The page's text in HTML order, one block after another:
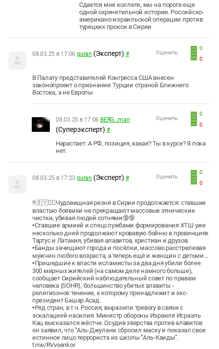
Сдается мне коллеги, мы на пороге еще
одной охренетильной истории. Российско-
американо-израильской операции против
турецких прокси в Сирии
0
0
Оценить:
08.03.25 в 17:06 guran (Эксперт) #
В Палату представителей Конгресса США внесен
законопроект о признании Турции страной Ближнего
Востока, а не Европы
0
0
Оценить:
08.03.25 в 17:06 BERG...man
(Суперэксперт) #
Нарастает. А РФ, позиция, какая? Ты в курсе? Я пока
нет.
0
0
Оценить:
08.03.25 в 17:23 guran (Эксперт) #
‼️🇸🇾🏴‍☠Чудовищная резня в Сирии продолжается: ставшие
властью боевики не прекращают массовые этнические
чистки, убивая людей сотнями🔞🔞
▪️Ставшие армией и спецслужбами формирования ХТШ уже
несколько дней продолжают кровавую бойню в провинциях
Тартус и Латакия, убивая алавитов, христиан и друзов.
▪️Банды зачищают города и посёлки, массово расстреливая
мужчин любого возраста, а теперь ещё и женщин с детьми...
▪️Пришедшие к власти исламисты за два дня убили более
300 мирных жителей (на самом деле намного больше),
сообщает Сирийский наблюдательный совет по правам
человека (SOHR), большинство убитых алавиты -
религиозное течение, к которому принадлежит и экс-
президент Башар Асад.
▪️Ряд стран, в т.ч. Россия, выразили тревогу в связи с
эскалацией насилия. Министр обороны Израиля Исраэль
Кац высказался жёстче. Осудив зверства против алавитов
он заявил, что “Аль-Джулани сбросил маску и показал свое
истинное лицо террориста из школы “Аль-Каиды”.
t.me/RVvoenkor